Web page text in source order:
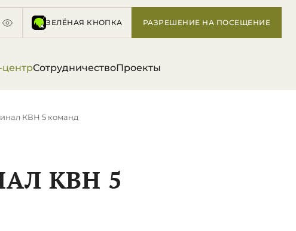
ЗЕЛЁНАЯ КНОПКА РАЗРЕШЕНИЕ НА ПОСЕЩЕНИЕ
СотрудничествоПроекты
КВН 5 команд
КВН 5